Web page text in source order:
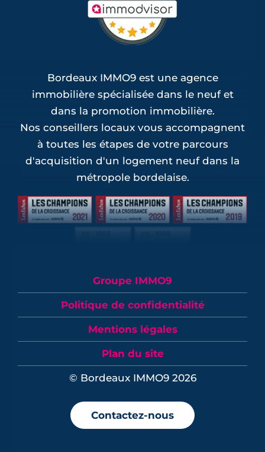
Bordeaux IMMO9 est une agence
immobilière spécialisée dans le neuf et
dans la promotion immobilière.
Nos conseillers locaux vous accompagnent
à toutes les étapes de votre parcours
d'acquisition d'un logement neuf dans la
métropole bordelaise.
Groupe IMMO9
Politique de confidentialité
Mentions légales
Plan du site
© Bordeaux IMMO9 2026
Contactez-nous